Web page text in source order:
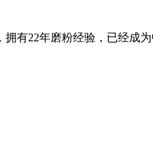
有22年磨粉经验，已经成